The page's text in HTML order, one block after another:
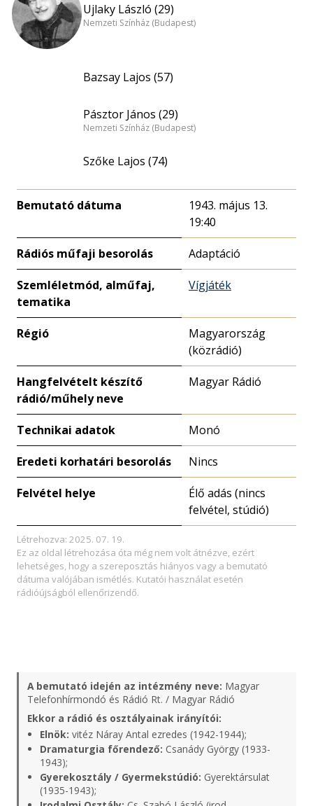
Ujlaky László (29)
Nemzeti Színház (Budapest)
Bazsay Lajos (57)
Pásztor János (29)
Nemzeti Színház (Budapest)
Szőke Lajos (74)
Bemutató dátuma
1943. május 13.
19:40
Rádiós műfaji besorolás Adaptáció
Szemléletmód, alműfaj,
tematika
Vígjáték
Régió
Magyarország
(közrádió)
Hangfelvételt készítő
rádió/műhely neve
Magyar Rádió
Technikai adatok Monó
Eredeti korhatári besorolás Nincs
Felvétel helye
Élő adás (nincs
felvétel, stúdió)
Létrehozva: 2025. 07. 19.
Ez az oldal létrehozása óta még nem volt átnézve, ezért
lehetséges, hogy a szereposztás hiányos vagy a bemutató
dátuma valójában ismétlés. Kutatói használat esetén
rádióújságból ellenőrizendő.
A bemutató idején az intézmény neve: Magyar
Telefonhírmondó és Rádió Rt. / Magyar Rádió
Ekkor a rádió és osztályainak irányítói:
Elnök: vitéz Náray Antal ezredes (1942-1944);
Dramaturgia főrendező: Csanády György (1933-
1943);
Gyerekosztály / Gyermekstúdió: Gyerektársulat
(1935-1943);